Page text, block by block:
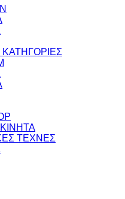
ΚΑΤΗΓΟΡΙΕΣ
ΤΕΧΝΕΣ